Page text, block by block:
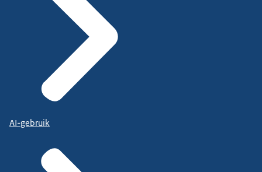
AI-gebruik